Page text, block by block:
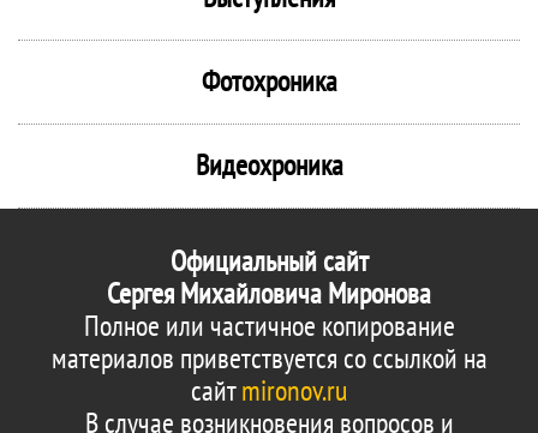
Фотохроника
Видеохроника
Официальный сайт
Сергея Михайловича Миронова
Полное или частичное копирование
материалов приветствуется со ссылкой на
сайтmironov.ru
В случае возникновения вопросов и